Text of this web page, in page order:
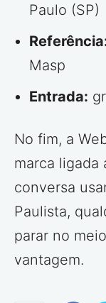
Paulo (SP)
Masp
Entrada:
No fim, a
marca ligada
conversa
Paulista,
parar no
vantagem.